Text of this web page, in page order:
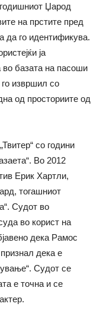
Џарод
на прстите пред
да го идентификува.
ја
во базата на пасоши
извршил со
од просториите од
со години
Во 2012
Ерик Хартли,
тогашниот
Судот во
во корист на
дека Рамос
дека е
Судот се
е точна и се